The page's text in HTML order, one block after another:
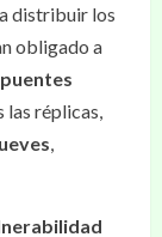
distribuir los
obligado a
puentes
las réplicas,
,